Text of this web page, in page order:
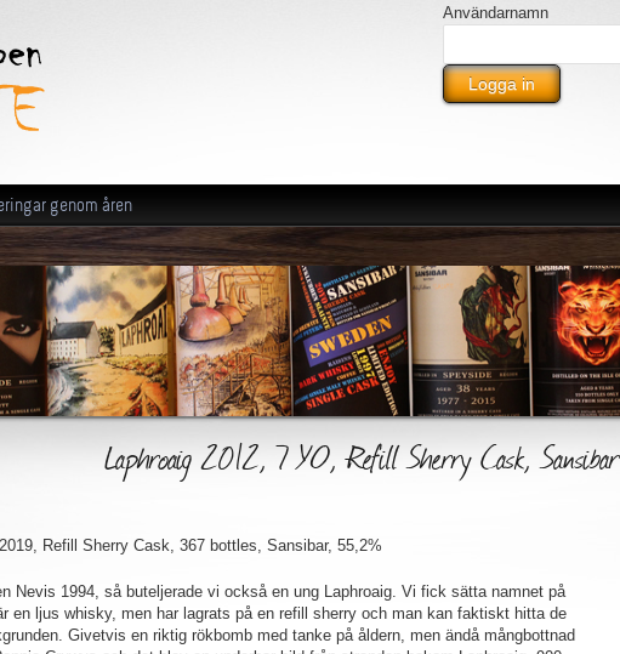
Användarnamn
genom åren
Laphroaig 2012, 7 YO, Refill Sherry Cask, Sansibar
Refill Sherry Cask, 367 bottles, Sansibar, 55,2%
Nevis 1994, så buteljerade vi också en ung Laphroaig. Vi fick sätta namnet på
en ljus whisky, men har lagrats på en refill sherry och man kan faktiskt hitta de
Givetvis en riktig rökbomb med tanke på åldern, men ändå mångbottnad